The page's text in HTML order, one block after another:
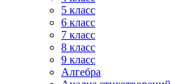
5 класс
6 класс
7 класс
8 класс
9 класс
Алгебра